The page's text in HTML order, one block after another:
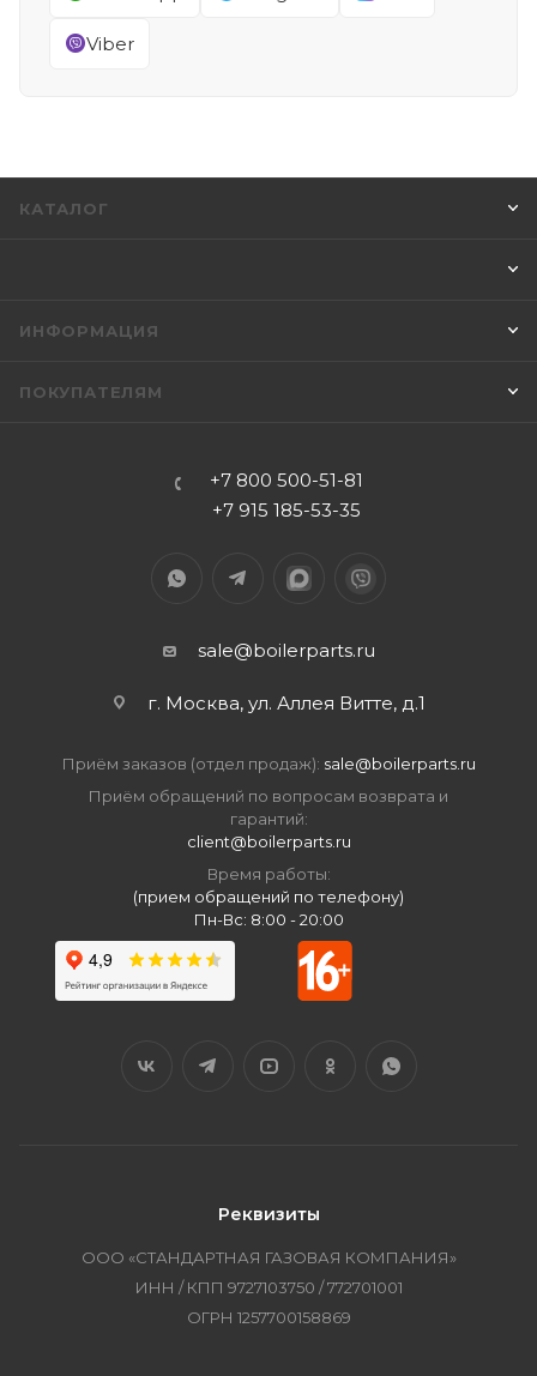
Viber
КАТАЛОГ
ИНФОРМАЦИЯ
ПОКУПАТЕЛЯМ
+7 800 500-51-81
+7 915 185-53-35
sale@boilerparts.ru
г. Москва, ул. Аллея Витте, д.1
Приём заказов (отдел продаж): sale@boilerparts.ru
Приём обращений по вопросам возврата и
гарантий:
client@boilerparts.ru
Время работы:
(прием обращений по телефону)
Пн-Вс: 8:00 - 20:00
Реквизиты
ООО «СТАНДАРТНАЯ ГАЗОВАЯ КОМПАНИЯ»
ИНН / КПП 9727103750 / 772701001
ОГРН 1257700158869